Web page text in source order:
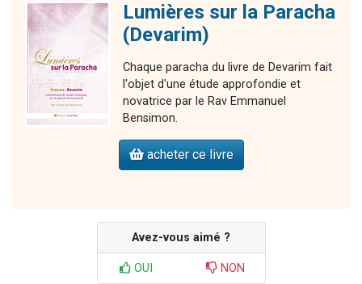
Lumières sur la Paracha
(Devarim)
Chaque paracha du livre de Devarim fait
l'objet d'une étude approfondie et
novatrice par le Rav Emmanuel
Bensimon.
acheter ce livre
Avez-vous aimé ?
OUI NON